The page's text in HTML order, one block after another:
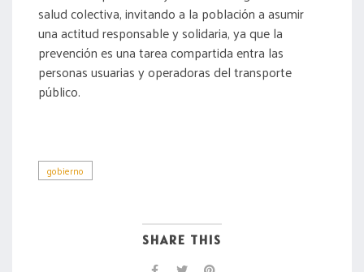
salud colectiva, invitando a la población a asumir
una actitud responsable y solidaria, ya que la
prevención es una tarea compartida entra las
personas usuarias y operadoras del transporte
público.
gobierno
SHARE THIS